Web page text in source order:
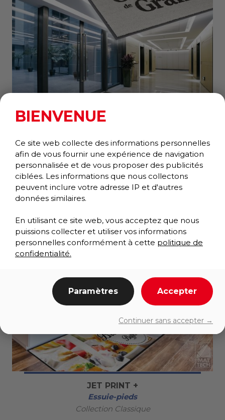
JASPER INSERTION GRAPHIQUE
Gratte-pieds
Collection Classique
JET PRINT +
Essuie-pieds
Collection Classique
BIENVENUE
Ce site web collecte des informations personnelles
afin de vous fournir une expérience de navigation
personnalisée et de vous proposer des publicités
ciblées. Les informations que nous collectons
peuvent inclure votre adresse IP et d'autres
données similaires.
En utilisant ce site web, vous acceptez que nous
puissions collecter et utiliser vos informations
personnelles conformément à cette politique de
confidentialité.
Paramètres Accepter
Continuer sans accepter →